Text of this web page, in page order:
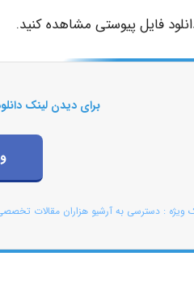
فایل پیوستی مشاهده کنید.
برای دیدن لینک
ویژه : دسترسی به آرشیو هزاران مقالات